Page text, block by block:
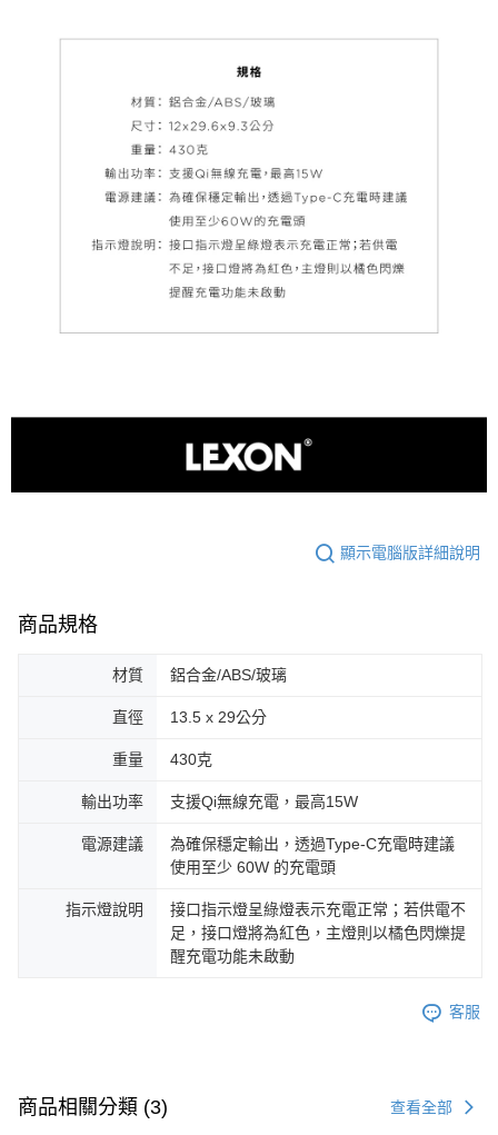
顯示電腦版詳細說明
商品規格
材質 鋁合金/ABS/玻璃
直徑 13.5 x 29公分
重量 430克
輸出功率 支援Qi無線充電，最高15W
電源建議
為確保穩定輸出，透過Type-C充電時建議
使用至少 60W 的充電頭
指示燈說明
接口指示燈呈綠燈表示充電正常；若供電不
足，接口燈將為紅色，主燈則以橘色閃爍提
醒充電功能未啟動
客服
商品相關分類 (3) 查看全部